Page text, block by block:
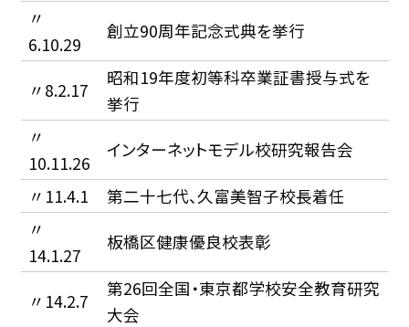
〃
6.10.29
創立90周年記念式典を挙行
〃8.2.17
昭和19年度初等科卒業証書授与式を
挙行
〃
10.11.26
インターネットモデル校研究報告会
〃11.4.1
第二十七代、久富美智子校長着任
〃
14.1.27
板橋区健康優良校表彰
〃14.2.7
第26回全国・東京都学校安全教育研究
大会